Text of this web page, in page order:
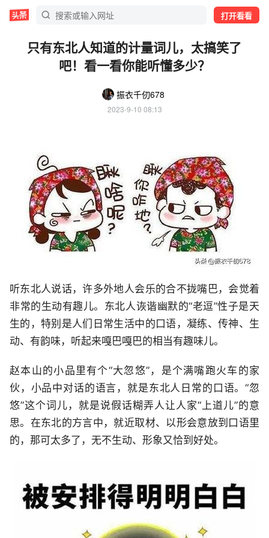
打开看看
只有东北人知道的计量词儿，太搞笑了
吧！看一看你能听懂多少？
振衣千仞678
2023-9-10 08:13
听东北人说话，许多外地人会乐的合不拢嘴巴，会觉着
非常的生动有趣儿。东北人诙谐幽默的“老逗”性子是天
生的，特别是人们日常生活中的口语，凝练、传神、生
动、有韵味，听起来嘎巴嘎巴的相当有趣味儿。
赵本山的小品里有个“大忽悠”，是个满嘴跑火车的家
伙，小品中对话的语言，就是东北人日常的口语。“忽
悠”这个词儿，就是说假话糊弄人让人家“上道儿”的意
思。在东北的方言中，就近取材、以形会意放到口语里
的，那可太多了，无不生动、形象又恰到好处。